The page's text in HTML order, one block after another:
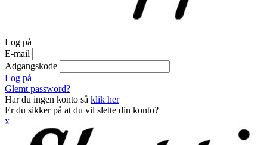
Log på
E-mail
Adgangskode
Log på
Glemt password?
Har du ingen konto så klik her
Er du sikker på at du vil slette din konto?
x